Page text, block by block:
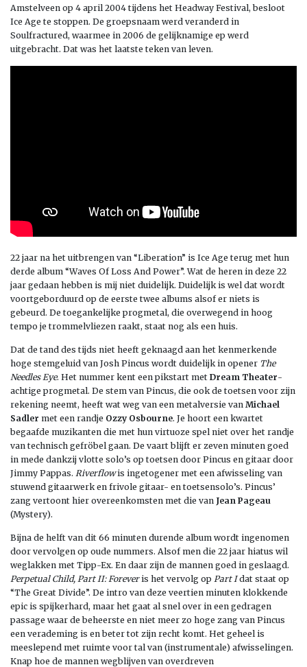
Amstelveen op 4 april 2004 tijdens het Headway Festival, besloot
Ice Age te stoppen. De groepsnaam werd veranderd in
Soulfractured, waarmee in 2006 de gelijknamige ep werd
uitgebracht. Dat was het laatste teken van leven.
22 jaar na het uitbrengen van “Liberation” is Ice Age terug met hun
derde album “Waves Of Loss And Power”. Wat de heren in deze 22
jaar gedaan hebben is mij niet duidelijk. Duidelijk is wel dat wordt
voortgeborduurd op de eerste twee albums alsof er niets is
gebeurd. De toegankelijke progmetal, die overwegend in hoog
tempo je trommelvliezen raakt, staat nog als een huis.
Dat de tand des tijds niet heeft geknaagd aan het kenmerkende
hoge stemgeluid van Josh Pincus wordt duidelijk in opener The
Needles Eye. Het nummer kent een pikstart met Dream Theater-
achtige progmetal. De stem van Pincus, die ook de toetsen voor zijn
rekening neemt, heeft wat weg van een metalversie van Michael
Sadler met een randje Ozzy Osbourne. Je hoort een kwartet
begaafde muzikanten die met hun virtuoze spel niet over het randje
van technisch gefröbel gaan. De vaart blijft er zeven minuten goed
in mede dankzij vlotte solo’s op toetsen door Pincus en gitaar door
Jimmy Pappas. Riverflowis ingetogener met een afwisseling van
stuwend gitaarwerk en frivole gitaar- en toetsensolo’s. Pincus’
zang vertoont hier overeenkomsten met die van Jean Pageau
(Mystery).
Bijna de helft van dit 66 minuten durende album wordt ingenomen
door vervolgen op oude nummers. Alsof men die 22 jaar hiatus wil
weglakken met Tipp-Ex. En daar zijn de mannen goed in geslaagd.
Perpetual Child, Part II: Foreveris het vervolg op Part Idat staat op
“The Great Divide”. De intro van deze veertien minuten klokkende
epic is spijkerhard, maar het gaat al snel over in een gedragen
passage waar de beheerste en niet meer zo hoge zang van Pincus
een verademing is en beter tot zijn recht komt. Het geheel is
meeslepend met ruimte voor tal van (instrumentale) afwisselingen.
Knap hoe de mannen wegblijven van overdreven